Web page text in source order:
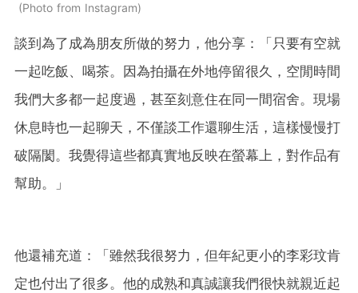
Photo from Instagram
談到為了成為朋友所做的努力，他分享：「只要有空就
一起吃飯、喝茶。因為拍攝在外地停留很久，空閒時間
我們大多都一起度過，甚至刻意住在同一間宿舍。現場
休息時也一起聊天，不僅談工作還聊生活，這樣慢慢打
破隔閡。我覺得這些都真實地反映在螢幕上，對作品有
幫助。」
他還補充道：「雖然我很努力，但年紀更小的李彩玟肯
定也付出了很多。他的成熟和真誠讓我們很快就親近起